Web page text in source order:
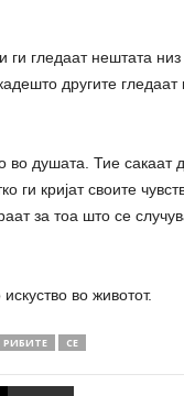
ги гледаат нештата
другите
во душата. Тие сакаат
ги кријат своите
за тоа што се
во животот.
РИБИТЕ СЕ